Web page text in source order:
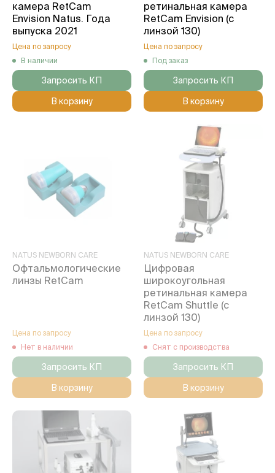
камера RetCam
Envision Natus. Года
выпуска 2021
Цена по запросу
В наличии
Запросить КП
В корзину
ретинальная камера
RetCam Envision (с
линзой 130)
Цена по запросу
Под заказ
Запросить КП
В корзину
NATUS NEWBORN CARE
Офтальмологические
линзы RetCam
Цена по запросу
Нет в наличии
Запросить КП
В корзину
NATUS NEWBORN CARE
Цифровая
широкоугольная
ретинальная камера
RetCam Shuttle (с
линзой 130)
Цена по запросу
Снят с производства
Запросить КП
В корзину